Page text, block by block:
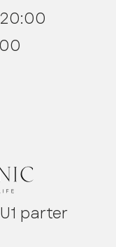
parter